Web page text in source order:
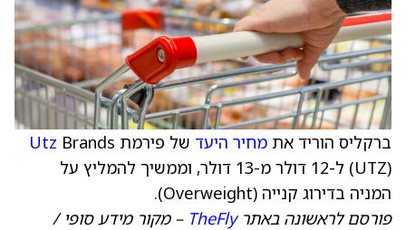
ברקליס הוריד את מחיר היעד של פירמת Utz Brands
(UTZ) ל-12 דולר מ-13 דולר, וממשיך להמליץ על
המניה בדירוג קנייה (Overweight).
פורסם לראשונה באתרTheFly – מקור מידע סופי /